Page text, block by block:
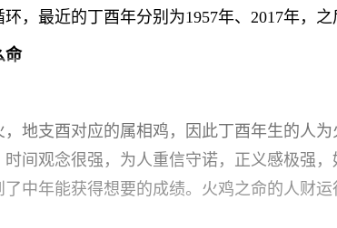
，最近的丁酉年分别为1957年、2017年，之
命
地支酉对应的属相鸡，因此丁酉年生的人
时间观念很强，为人重信守诺，正义感极强
了中年能获得想要的成绩。火鸡之命的人财